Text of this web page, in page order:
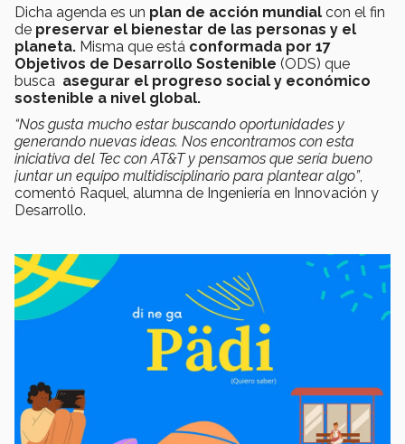
Dicha agenda es un plan de acción mundial con el fin
de preservar el bienestar de las personas y el
planeta. Misma que está conformada por 17
Objetivos de Desarrollo Sostenible (ODS) que
busca asegurar el progreso social y económico
sostenible a nivel global.
“Nos gusta mucho estar buscando oportunidades y
generando nuevas ideas. Nos encontramos con esta
iniciativa del Tec con AT&T y pensamos que sería bueno
juntar un equipo multidisciplinario para plantear algo”,
comentó Raquel, alumna de Ingeniería en Innovación y
Desarrollo.